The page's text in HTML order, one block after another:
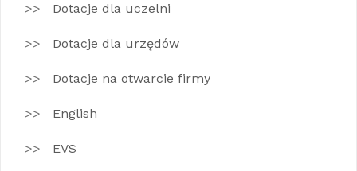
Dotacje dla uczelni
Dotacje dla urzędów
Dotacje na otwarcie firmy
English
EVS